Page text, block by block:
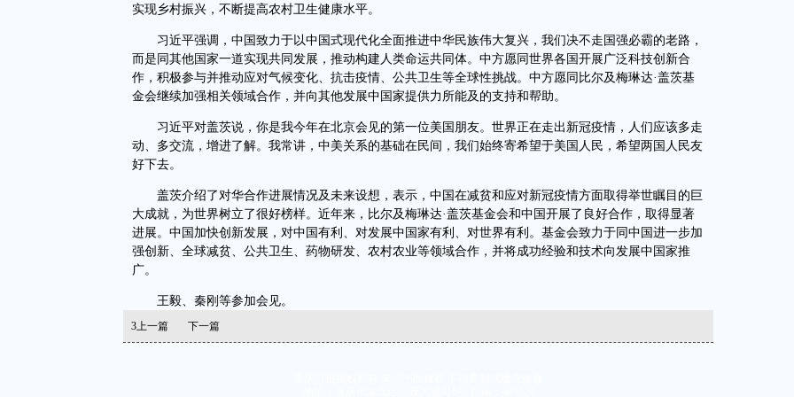
实现乡村振兴，不断提高农村卫生健康水平。
习近平强调，中国致力于以中国式现代化全面推进中华民族伟大复兴，我们决不走国强必霸的老路，
而是同其他国家一道实现共同发展，推动构建人类命运共同体。中方愿同世界各国开展广泛科技创新合
作，积极参与并推动应对气候变化、抗击疫情、公共卫生等全球性挑战。中方愿同比尔及梅琳达·盖茨基
金会继续加强相关领域合作，并向其他发展中国家提供力所能及的支持和帮助。
习近平对盖茨说，你是我今年在北京会见的第一位美国朋友。世界正在走出新冠疫情，人们应该多走
动、多交流，增进了解。我常讲，中美关系的基础在民间，我们始终寄希望于美国人民，希望两国人民友
好下去。
盖茨介绍了对华合作进展情况及未来设想，表示，中国在减贫和应对新冠疫情方面取得举世瞩目的巨
大成就，为世界树立了很好榜样。近年来，比尔及梅琳达·盖茨基金会和中国开展了良好合作，取得显著
进展。中国加快创新发展，对中国有利、对发展中国家有利、对世界有利。基金会致力于同中国进一步加
强创新、全球减贫、公共卫生、药物研发、农村农业等领域合作，并将成功经验和技术向发展中国家推
广。
王毅、秦刚等参加会见。
3上一篇 下一篇